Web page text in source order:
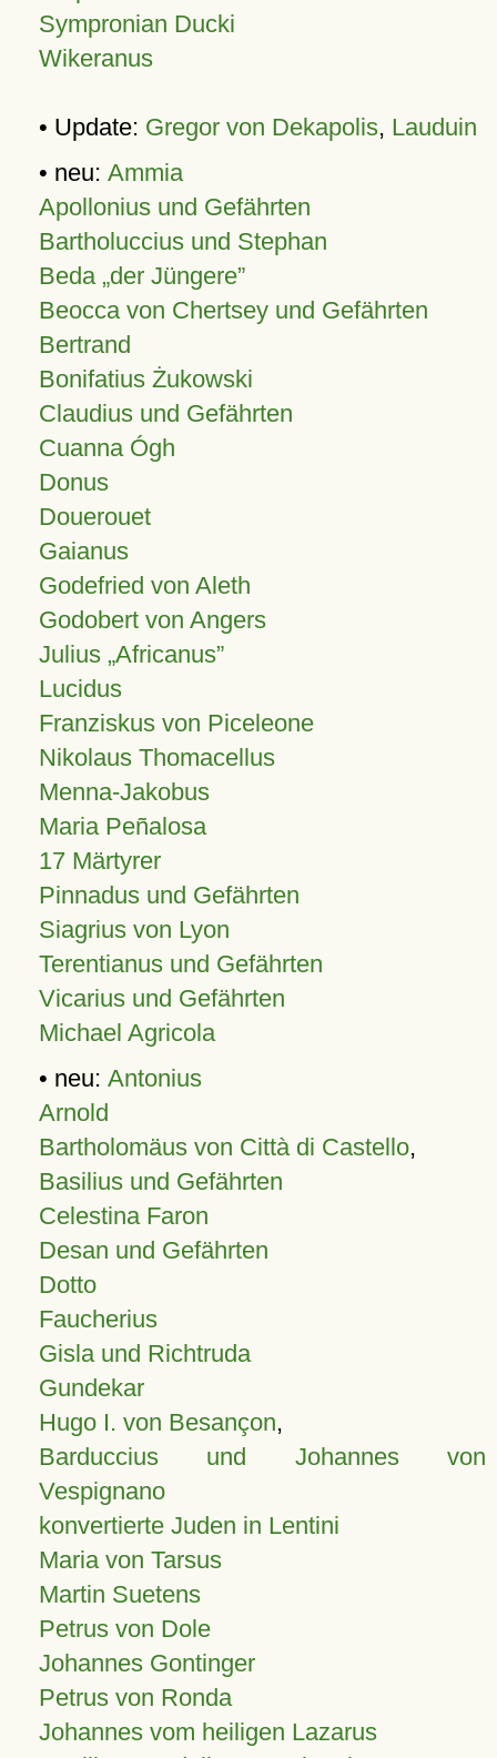
Sympronian Ducki
Wikeranus
• Update: Gregor von Dekapolis, Lauduin
• neu: Ammia
Apollonius und Gefährten
Bartholuccius und Stephan
Beda „der Jüngere”
Beocca von Chertsey und Gefährten
Bertrand
Bonifatius Żukowski
Claudius und Gefährten
Cuanna Ógh
Donus
Douerouet
Gaianus
Godefried von Aleth
Godobert von Angers
Julius Africanus
Lucidus
Franziskus von Piceleone
Nikolaus Thomacellus
Menna-Jakobus
Maria Peñalosa
17 Märtyrer
Pinnadus und Gefährten
Siagrius von Lyon
Terentianus und Gefährten
Vicarius und Gefährten
Michael Agricola
• neu: Antonius
Arnold
Bartholomäus von Città di Castello,
Basilius und Gefährten
Celestina Faron
Desan und Gefährten
Dotto
Faucherius
Gisla und Richtruda
Gundekar
Hugo I. von Besançon,
Barduccius und Johannes von
Vespignano
konvertierte Juden in Lentini
Maria von Tarsus
Martin Suetens
Petrus von Dole
Johannes Gontinger
Petrus von Ronda
Johannes vom heiligen Lazarus